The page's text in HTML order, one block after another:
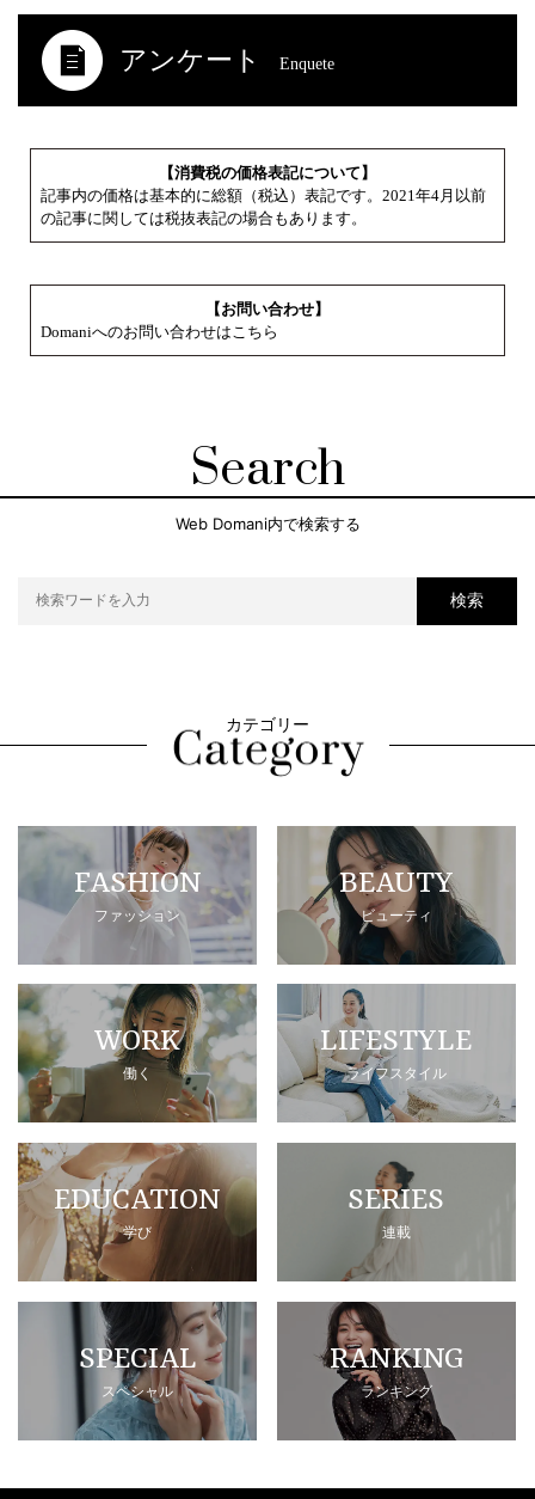
アンケート Enquete
【消費税の価格表記について】
記事内の価格は基本的に総額（税込）表記です。2021年4月以前
の記事に関しては税抜表記の場合もあります。
【お問い合わせ】
Domaniへのお問い合わせはこちら
Search
Web Domani内で検索する
検索
カテゴリー
FASHION
ファッション
BEAUTY
ビューティ
WORK
働く
LIFESTYLE
ライフスタイル
EDUCATION
学び
SERIES
連載
SPECIAL
スペシャル
RANKING
ランキング